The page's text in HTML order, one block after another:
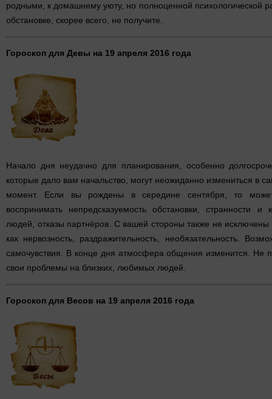
родными, к домашнему уюту, но полноценной психологической
обстановке, скорее всего, не получите.
Гороскоп для Девы на 19 апреля 2016 года
Начало дня неудачно для планирования, особенно
которые дало вам начальство, могут неожиданно измениться в
момент. Если вы рождены в середине сентября, то
воспринимать непредсказуемость обстановки, странности и
людей, отказы партнёров. С вашей стороны также не исключены
как нервозность, раздражительность, необязательность.
самочувствия. В конце дня атмосфера общения изменится. Не
свои проблемы на близких, любимых людей.
Гороскоп для Весов на 19 апреля 2016 года